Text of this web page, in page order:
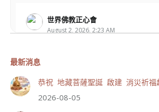
世界佛教正心會
August 2, 2026, 2:23 AM
最新消息
恭祝 地藏菩薩聖誕 啟建 消災祈福
2026-08-05